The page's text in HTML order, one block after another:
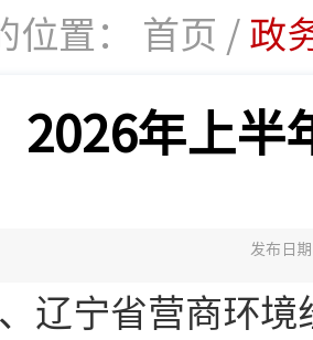
置： 首页 /政
2026年上半
发布日
宁省营商环境